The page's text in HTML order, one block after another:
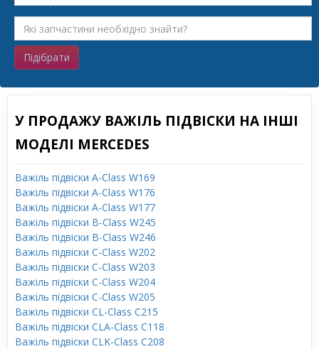
Підібрати
У ПРОДАЖУ ВАЖІЛЬ ПІДВІСКИ НА ІНШІ
МОДЕЛІ MERCEDES
Важіль підвіски A-Class W169
Важіль підвіски A-Class W176
Важіль підвіски A-Class W177
Важіль підвіски B-Class W245
Важіль підвіски B-Class W246
Важіль підвіски C-Class W202
Важіль підвіски C-Class W203
Важіль підвіски C-Class W204
Важіль підвіски C-Class W205
Важіль підвіски CL-Class C215
Важіль підвіски CLA-Class C118
Важіль підвіски CLK-Class C208